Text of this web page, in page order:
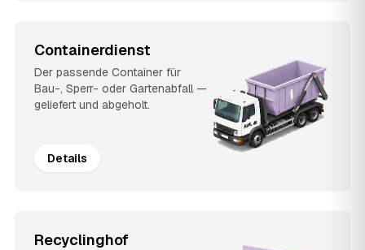
Containerdienst
Der passende Container für
Bau-, Sperr- oder Gartenabfall —
geliefert und abgeholt.
Details
Recyclinghof